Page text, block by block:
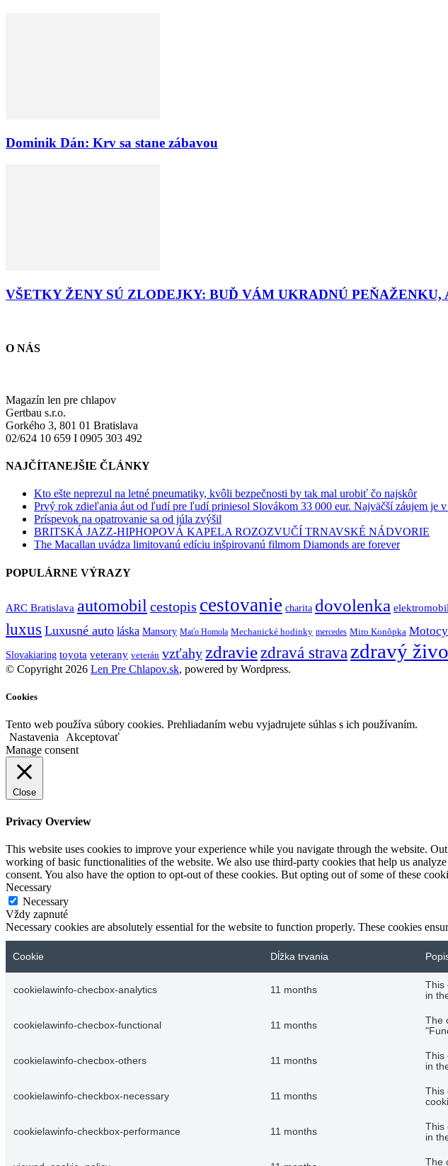
Dominik Dán: Krv sa stane zábavou
VŠETKY ŽENY SÚ ZLODEJKY: BUĎ VÁM UKRADNÚ PEŇAŽENKU,
O NÁS
Magazín len pre chlapov
Gertbau s.r.o.
Gorkého 3, 801 01 Bratislava
02/624 10 659 I 0905 303 492
NAJČÍTANEJŠIE ČLÁNKY
Kto ešte neprezul na letné pneumatiky, kvôli bezpečnosti by tak mal urobiť čo najskôr
Prvý rok zdieľania áut od ľudí pre ľudí priniesol Slovákom 33 000 eur. Najväčší záujem je
Príspevok na opatrovanie sa od júla zvýšil
BRITSKÁ JAZZ-HIPHOPOVÁ KAPELA ROZOZVUČÍ TRNAVSKÉ NÁDVORIE
The Macallan uvádza limitovanú edíciu inšpirovanú filmom Diamonds are forever
POPULÁRNE VÝRAZY
ARC Bratislava automobil cestopis cestovanie charita dovolenka elektromobil
luxus Luxusné auto láska Mansory Maťo Homola Mechanické hodinky mercedes Miro Konôpka
Slovakiaring toyota veterany veterán vzťahy zdravie zdravá strava zdravý
© Copyright 2026 Len Pre Chlapov.sk, powered by Wordpress.
Cookies
Tento web používa súbory cookies. Prehliadaním webu vyjadrujete súhlas s ich používaním.
Nastavenia
Akceptovať
Manage consent
Close
Privacy Overview
This website uses cookies to improve your experience while you navigate through the website.
working of basic functionalities of the website. We also use third-party cookies that help us
consent. You also have the option to opt-out of these cookies. But opting out of some of these
Necessary
Necessary
Vždy zapnuté
Necessary cookies are absolutely essential for the website to function properly. These cookies
Cookie Dĺžka trvania
cookielawinfo-checbox-analytics 11 months
This
in
cookielawinfo-checbox-functional 11 months
The
cookielawinfo-checbox-others 11 months
This
in
cookielawinfo-checkbox-necessary 11 months
This
cookielawinfo-checkbox-performance 11 months
This
in
The